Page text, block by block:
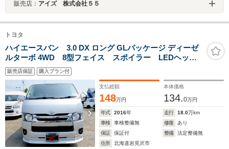
販売店： アイズ 株式会社５５
トヨタ
ハイエースバン 3.0 DX ロング GLパッケージ ディーゼ
ルターボ 4WD 8型フェイス スポイラー LEDヘッド
ライト タイミングベルト交換済 リアヒーター&クーラ
ー 9人乗り
販売店保証 購入プラン付
支払総額
148万円
本体価格
134.0万円
年式 2016年 走行 18.0万km
車検
車検整備無 修復
あり
保証
保証付 整備
法定整備無
住所
北海道岩見沢市